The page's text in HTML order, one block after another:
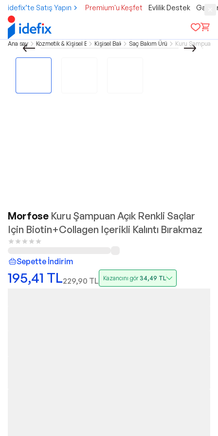
idefix’te Satış Yapın Premium'u Keşfet Evlilik Destek
Ana sayfa Kozmetik & Kişisel BakımKişisel Bakım Saç Bakım ÜrünleriKuru
Morfose Kuru Şampuan Açık Renkli Saçlar
Için Biotin+Collagen Içerikli Kalıntı Bırakmaz
Sepette İndirim
195,41 TL229,90 TL Kazancını gör34,49 TL